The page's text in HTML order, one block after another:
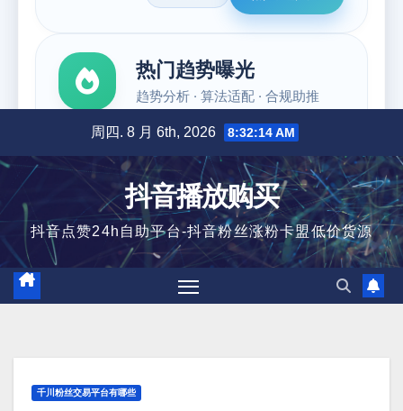
容
周四. 8 月 6th, 2026 8:32:15 AM
抖音播放购买
抖音点赞24h自助平台-抖音粉丝涨粉卡盟低价货源
千川粉丝交易平台有哪些